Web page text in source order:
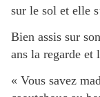
sur le sol et elle
Bien assis sur
ans la regarde et
« Vous savez